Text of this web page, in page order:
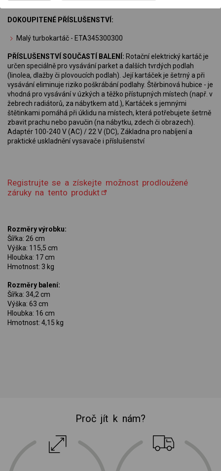
DOKOUPITENÉ PŘÍSLUŠENSTVÍ:
Malý turbokartáč - ETA345300300
PŘÍSLUŠENSTVÍ SOUČASTÍ BALENÍ: Rotační elektrický kartáč je
určen speciálně pro vysávání parket a dalších tvrdých podlah
(linolea, dlažby či plovoucích podlah). Její kartáček je šetrný a při
vysávání eliminuje riziko poškrábání podlahy. Štěrbinová hubice - je
vhodná pro vysávání v úzkých a těžko přístupných místech (např. v
žebrech radiátorů, za nábytkem atd.), Kartáček s jemnými
štětinkami pomáhá při úklidu na místech, která potřebujete šetrně
zbavit prachu nebo pavučin (na nábytku, zdech či obrazech).
Adaptér 100-240 V (AC) / 22 V (DC), Základna pro nabíjení a
praktické uskladnění vysavače i příslušenství
Registrujte se a získejte možnost prodloužené
záruky na tento produkt
Rozměry výrobku:
Šířka: 26 cm
Výška: 115,5 cm
Hloubka: 17 cm
Hmotnost: 3 kg
Rozměry balení:
Šířka: 34,2 cm
Výška: 63 cm
Hloubka: 16 cm
Hmotnost: 4,15 kg
Proč jít k nám?